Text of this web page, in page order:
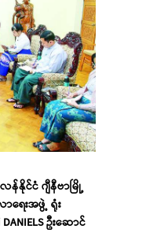
နိုင်ငံ ဂျီနီဗာမြို့
ရေးအဖွဲ့ ရုံး
ဦးဆောင်